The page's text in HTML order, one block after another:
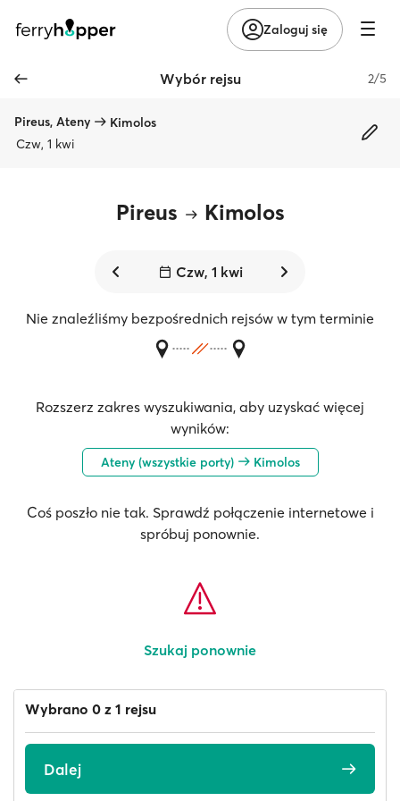
Zaloguj się
Wybór rejsu 2/5
Pireus, Ateny
Kimolos
Czw, 1 kwi
Pireus Kimolos
Czw, 1 kwi
Nie znaleźliśmy bezpośrednich rejsów w tym terminie
Rozszerz zakres wyszukiwania, aby uzyskać więcej
wyników:
Ateny (wszystkie porty) Kimolos
Coś poszło nie tak. Sprawdź połączenie internetowe i
spróbuj ponownie.
Szukaj ponownie
Wybrano 0 z 1 rejsu
Dalej